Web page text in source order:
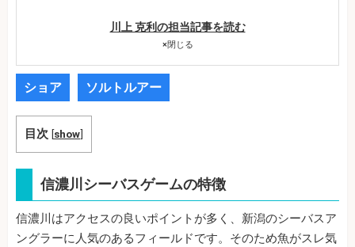
川上 克利の担当記事を読む
×閉じる
ショア ソルトルアー
目次 [show]
信濃川シーバスゲームの特徴
信濃川はアクセスの良いポイントが多く、新潟のシーバスア
ングラーに人気のあるフィールドです。そのため魚がスレ気